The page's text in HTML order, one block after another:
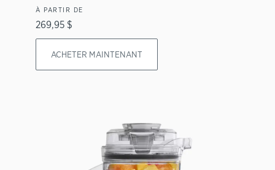
À PARTIR DE
269,95 $
ACHETER MAINTENANT